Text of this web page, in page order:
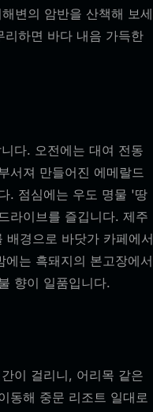
변의 암반을 산책해 보세
하면 바다 내음 가득한
다. 오전에는 대여 전동
서져 만들어진 에메랄드
. 점심에는 우도 명물 '땅
라이브를 즐깁니다. 제주
경으로 바닷가 카페에서
는 흑돼지의 본고장에서
향이 일품입니다.
이 걸리니, 어리목 같은
동해 중문 리조트 일대로